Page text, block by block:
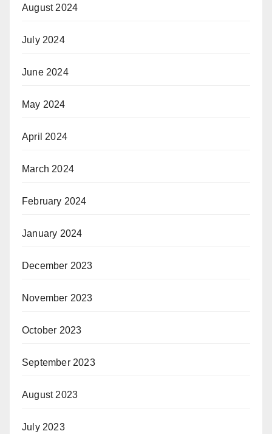
August 2024
July 2024
June 2024
May 2024
April 2024
March 2024
February 2024
January 2024
December 2023
November 2023
October 2023
September 2023
August 2023
July 2023